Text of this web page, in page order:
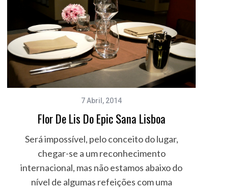
7 Abril, 2014
Flor De Lis Do Epic Sana Lisboa
Será impossível, pelo conceito do lugar,
chegar-se a um reconhecimento
internacional, mas não estamos abaixo do
nível de algumas refeições com uma